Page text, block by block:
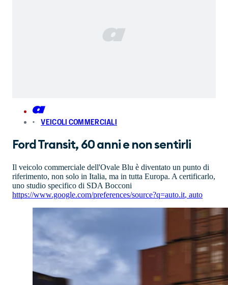
VEICOLI COMMERCIALI
Ford Transit, 60 anni e non sentirli
Il veicolo commerciale dell'Ovale Blu è diventato un punto di
riferimento, non solo in Italia, ma in tutta Europa. A certificarlo,
uno studio specifico di SDA Bocconi
https://www.google.com/preferences/source?q=auto.it, auto